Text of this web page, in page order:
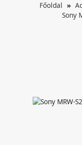
Főoldal
Sony